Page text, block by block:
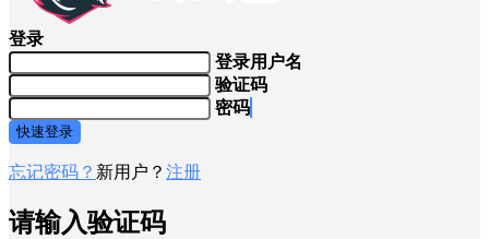
登录
登录用户名
验证码
密码
快速登录
忘记密码？ 新用户？ 注册
请输入验证码